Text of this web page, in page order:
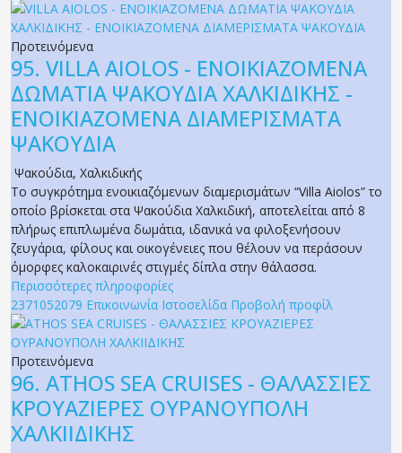
Προτεινόμενα
95. VILLA AIOLOS - ΕΝΟΙΚΙΑΖΟΜΕΝΑ
ΔΩΜΑΤΙΑ ΨΑΚΟΥΔΙΑ ΧΑΛΚΙΔΙΚΗΣ -
ΕΝΟΙΚΙΑΖΟΜΕΝΑ ΔΙΑΜΕΡΙΣΜΑΤΑ
ΨΑΚΟΥΔΙΑ
Ψακούδια, Χαλκιδικής
Το συγκρότημα ενοικιαζόμενων διαμερισμάτων “Villa Aiolos” το
οποίο βρίσκεται στα Ψακούδια Χαλκιδική, αποτελείται από 8
πλήρως επιπλωμένα δωμάτια, ιδανικά να φιλοξενήσουν
ζευγάρια, φίλους και οικογένειες που θέλουν να περάσουν
όμορφες καλοκαιρινές στιγμές δίπλα στην θάλασσα.
Περισσότερες πληροφορίες
2371052079 Επικοινωνία Ιστοσελίδα Προβολή προφίλ
Προτεινόμενα
96. ATHOS SEA CRUISES - ΘΑΛΑΣΣΙΕΣ
ΚΡΟΥΑΖΙΕΡΕΣ ΟΥΡΑΝΟΥΠΟΛΗ
ΧΑΛΚΙΙΔΙΚΗΣ